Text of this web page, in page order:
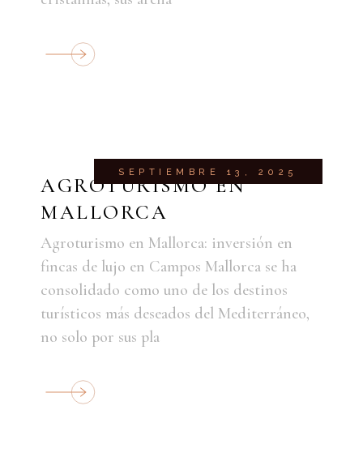
SEPTIEMBRE 13, 2025
AGROTURISMO EN
MALLORCA
Agroturismo en Mallorca: inversión en
fincas de lujo en Campos Mallorca se ha
consolidado como uno de los destinos
turísticos más deseados del Mediterráneo,
no solo por sus pla